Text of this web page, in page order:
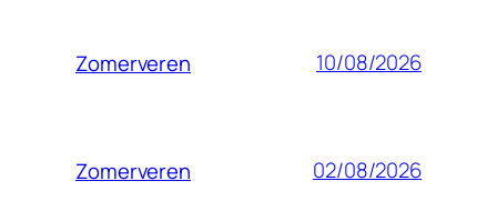
Zomerveren 10/08/2026
Zomerveren 02/08/2026